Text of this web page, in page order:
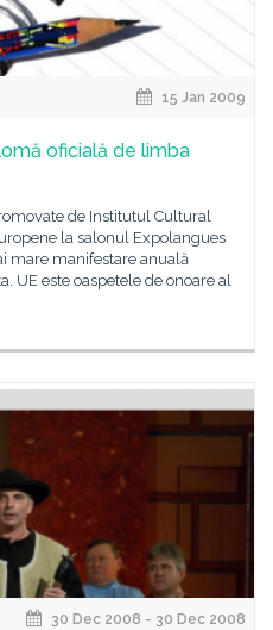
15 Jan 2009
oficială de limba
de Institutul Cultural
la salonul Expolangues
mare manifestare anuală
UE este oaspetele de onoare al
30 Dec 2008 - 30 Dec 2008